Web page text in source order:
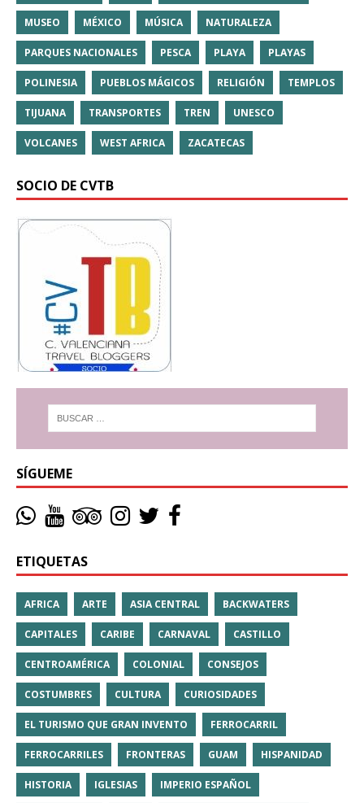
MUSEO MÉXICO MÚSICA NATURALEZA
PARQUES NACIONALES PESCA PLAYA PLAYAS
POLINESIA PUEBLOS MÁGICOS RELIGIÓN TEMPLOS
TIJUANA TRANSPORTES TREN UNESCO
VOLCANES WEST AFRICA ZACATECAS
SOCIO DE CVTB
SÍGUEME
ETIQUETAS
AFRICA ARTE ASIA CENTRAL BACKWATERS
CAPITALES CARIBE CARNAVAL CASTILLO
CENTROAMÉRICA COLONIAL CONSEJOS
COSTUMBRES CULTURA CURIOSIDADES
EL TURISMO QUE GRAN INVENTO FERROCARRIL
FERROCARRILES FRONTERAS GUAM HISPANIDAD
HISTORIA IGLESIAS IMPERIO ESPAÑOL